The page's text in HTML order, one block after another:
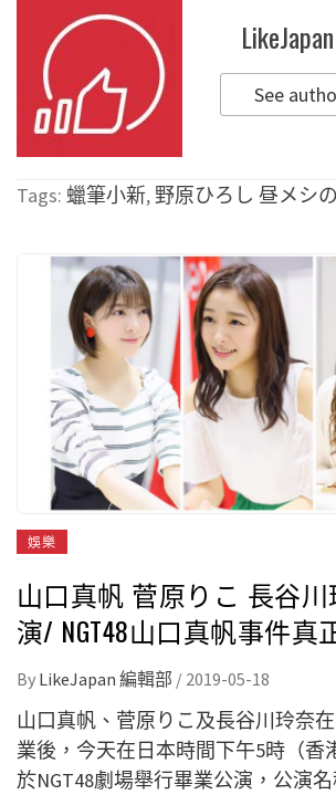
See
Tags: 蠟筆小新, 野原ひろし 昼メシ
娛樂
山口真帆 菅原りこ 長谷
演/ NGT48山口真帆事件真
By LikeJapan 編輯部 / 2019-05-18
山口真帆、菅原りこ及長谷川玲奈
業後，今天在日本時間下午5時（香
於NGT48劇場舉行畢業公演，公演